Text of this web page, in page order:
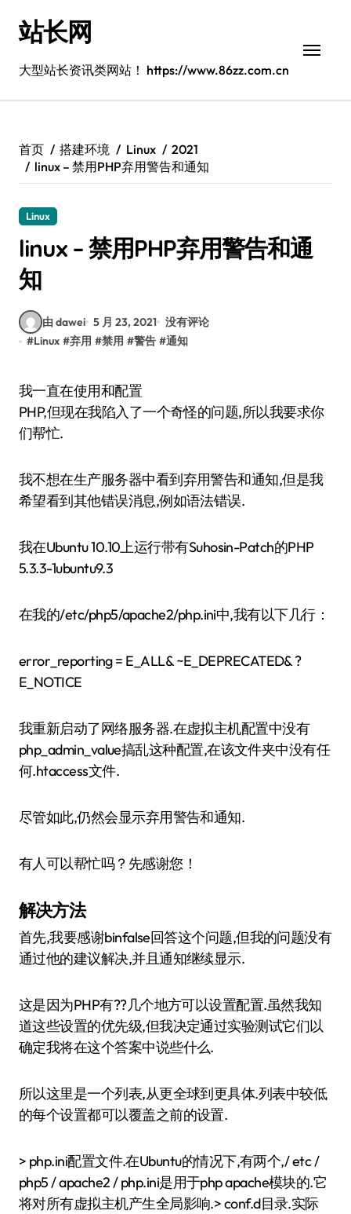
站长网
大型站长资讯类网站！ https://www.86zz.com.cn
首页 搭建环境 Linux
2021
linux – 禁用PHP弃用警告和通知
Linux
linux – 禁用PHP弃用警告和通
知
由 dawei 5 月 23, 2021 没有评论
#Linux #弃用 #禁用 #警告 #通知
我一直在使用和配置
PHP,但现在我陷入了一个奇怪的问题,所以我要求你
们帮忙.
我不想在生产服务器中看到弃用警告和通知,但是我
希望看到其他错误消息,例如语法错误.
我在Ubuntu 10.10上运行带有Suhosin-Patch的PHP
5.3.3-1ubuntu9.3
在我的/etc/php5/apache2/php.ini中,我有以下几行：
error_reporting = E_ALL& ~E_DEPRECATED& ?
E_NOTICE
我重新启动了网络服务器.在虚拟主机配置中没有
php_admin_value搞乱这种配置,在该文件夹中没有任
何.htaccess文件.
尽管如此,仍然会显示弃用警告和通知.
有人可以帮忙吗？先感谢您！
解决方法
首先,我要感谢binfalse回答这个问题,但我的问题没有
通过他的建议解决,并且通知继续显示.
这是因为PHP有??几个地方可以设置配置.虽然我知
道这些设置的优先级,但我决定通过实验测试它们以
确定我将在这个答案中说些什么.
所以这里是一个列表,从更全球到更具体.列表中较低
的每个设置都可以覆盖之前的设置.
> php.ini配置文件.在Ubuntu的情况下,有两个,/ etc /
php5 / apache2 / php.ini是用于php apache模块的.它
将对所有虚拟主机产生全局影响.> conf.d目录.实际